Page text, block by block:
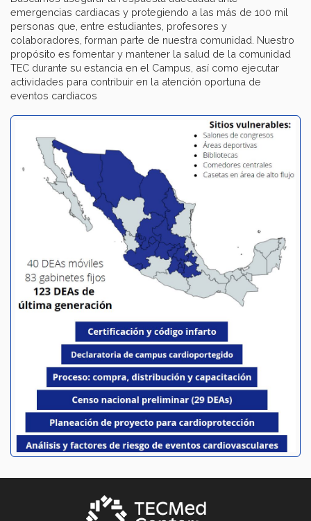
emergencias cardiacas y protegiendo a las más de 100 mil
personas que, entre estudiantes, profesores y
colaboradores, forman parte de nuestra comunidad. Nuestro
propósito es fomentar y mantener la salud de la comunidad
TEC durante su estancia en el Campus, así como ejecutar
actividades para contribuir en la atención oportuna de
eventos cardiacos